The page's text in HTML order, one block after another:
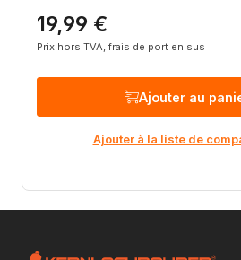
Prix régulier :
19,99 €
Prix hors TVA, frais de port en sus
Ajouter au
Ajouter à la liste de